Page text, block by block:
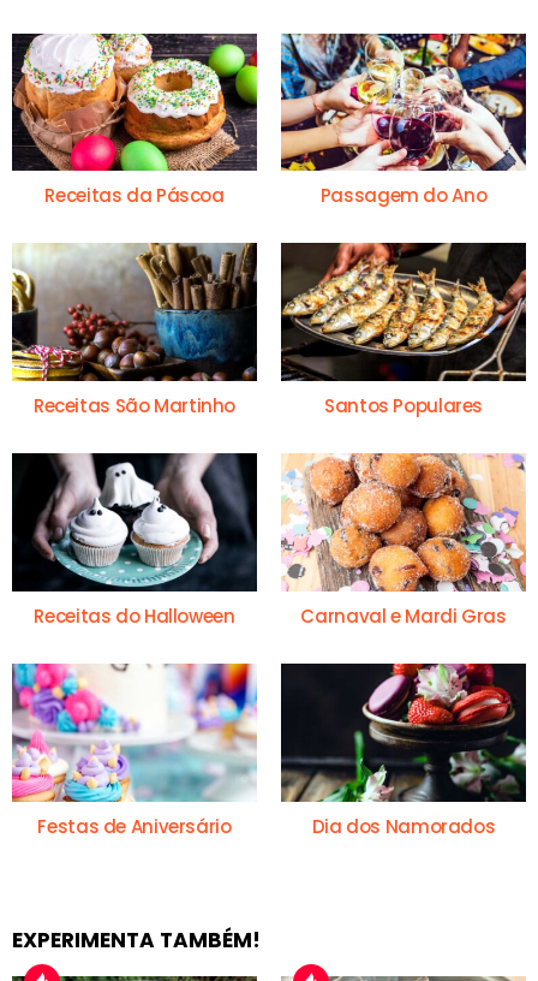
Receitas da Páscoa Passagem do Ano
Receitas São Martinho Santos Populares
Receitas do Halloween Carnaval e Mardi Gras
Festas de Aniversário Dia dos Namorados
EXPERIMENTA TAMBÉM!